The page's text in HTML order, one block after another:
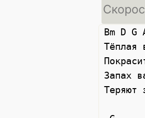
Bm D G
Тёплая
Запах
Теряют